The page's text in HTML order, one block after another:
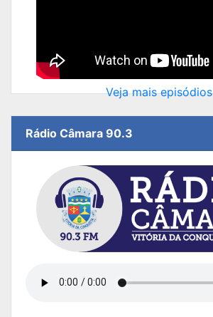
Veja mais episódios
Rádio Câmara 90.3